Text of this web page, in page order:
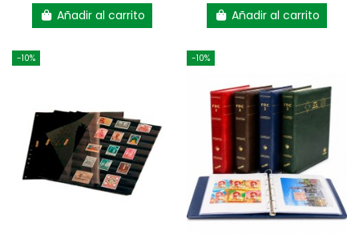
Añadir al carrito Añadir al carrito
-10% -10%